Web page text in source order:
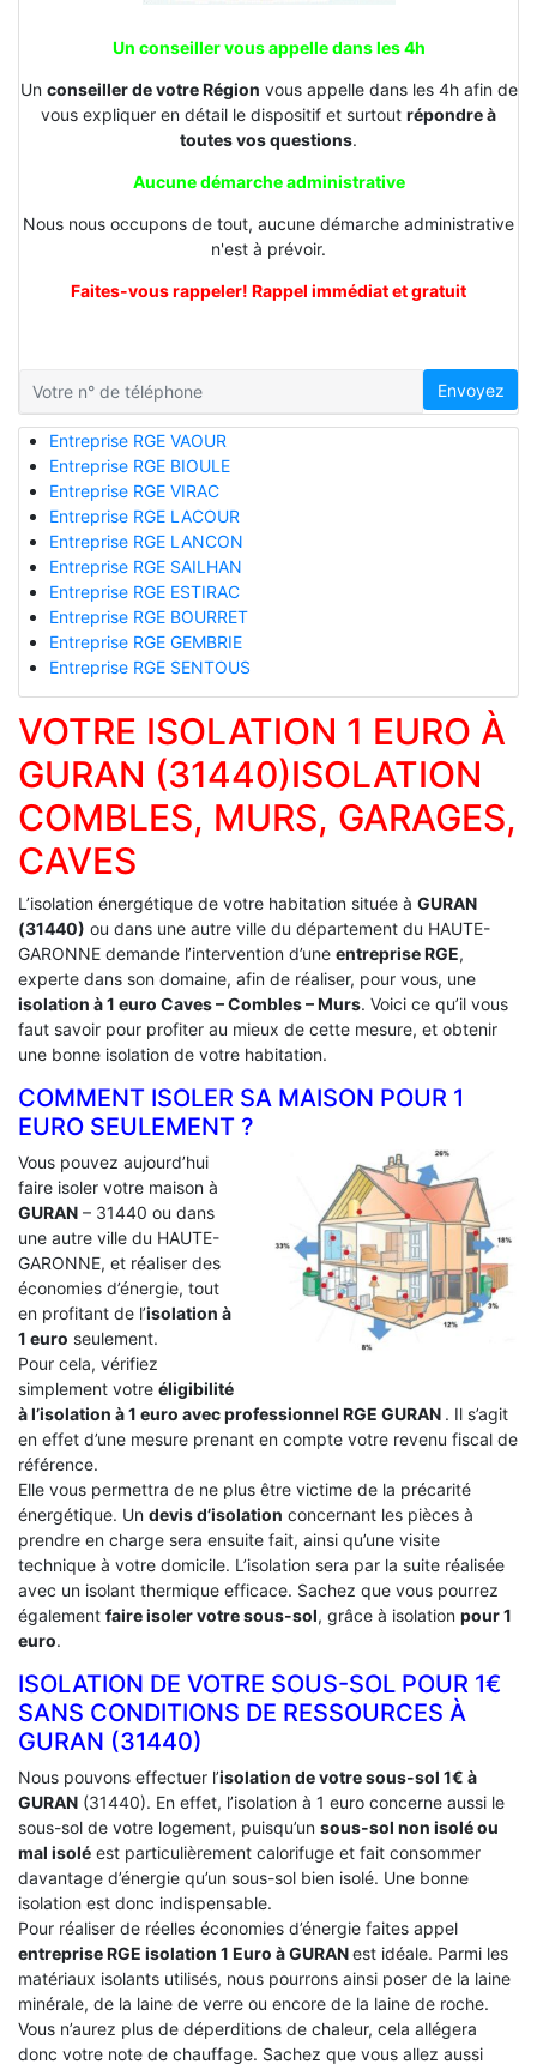
Un conseiller vous appelle dans les 4h
Un conseiller de votre Région vous appelle dans les 4h afin de
vous expliquer en détail le dispositif et surtout répondre à
toutes vos questions.
Aucune démarche administrative
Nous nous occupons de tout, aucune démarche administrative
n'est à prévoir.
Faites-vous rappeler! Rappel immédiat et gratuit
Envoyez
Entreprise RGE VAOUR
Entreprise RGE BIOULE
Entreprise RGE VIRAC
Entreprise RGE LACOUR
Entreprise RGE LANCON
Entreprise RGE SAILHAN
Entreprise RGE ESTIRAC
Entreprise RGE BOURRET
Entreprise RGE GEMBRIE
Entreprise RGE SENTOUS
VOTRE ISOLATION 1 EURO À
GURAN (31440)ISOLATION
COMBLES, MURS, GARAGES,
CAVES
L’isolation énergétique de votre habitation située à GURAN
(31440) ou dans une autre ville du département du HAUTE-
GARONNE demande l’intervention d’une entreprise RGE,
experte dans son domaine, afin de réaliser, pour vous, une
isolation à 1 euro Caves – Combles – Murs. Voici ce qu’il vous
faut savoir pour profiter au mieux de cette mesure, et obtenir
une bonne isolation de votre habitation.
COMMENT ISOLER SA MAISON POUR 1
EURO SEULEMENT ?
Vous pouvez aujourd’hui
faire isoler votre maison à
GURAN – 31440 ou dans
une autre ville du HAUTE-
GARONNE, et réaliser des
économies d’énergie, tout
en profitant de l’isolation à
1 euro seulement.
Pour cela, vérifiez
simplement votre éligibilité
à l’isolation à 1 euro avec professionnel RGE GURAN . Il s’agit
en effet d’une mesure prenant en compte votre revenu fiscal de
référence.
Elle vous permettra de ne plus être victime de la précarité
énergétique. Un devis d’isolation concernant les pièces à
prendre en charge sera ensuite fait, ainsi qu’une visite
technique à votre domicile. L’isolation sera par la suite réalisée
avec un isolant thermique efficace. Sachez que vous pourrez
également faire isoler votre sous-sol, grâce à isolation pour 1
euro.
ISOLATION DE VOTRE SOUS-SOL POUR 1€
SANS CONDITIONS DE RESSOURCES À
‎GURAN (31440)
Nous pouvons effectuer l’isolation de votre sous-sol 1€ à
GURAN (31440). En effet, l’isolation à 1 euro concerne aussi le
sous-sol de votre logement, puisqu’un sous-sol non isolé ou
mal isolé est particulièrement calorifuge et fait consommer
davantage d’énergie qu’un sous-sol bien isolé. Une bonne
isolation est donc indispensable.
Pour réaliser de réelles économies d’énergie faites appel
entreprise RGE isolation 1 Euro à GURANest idéale. Parmi les
matériaux isolants utilisés, nous pourrons ainsi poser de la laine
minérale, de la laine de verre ou encore de la laine de roche.
Vous n’aurez plus de déperditions de chaleur, cela allégera
donc votre note de chauffage. Sachez que vous allez aussi